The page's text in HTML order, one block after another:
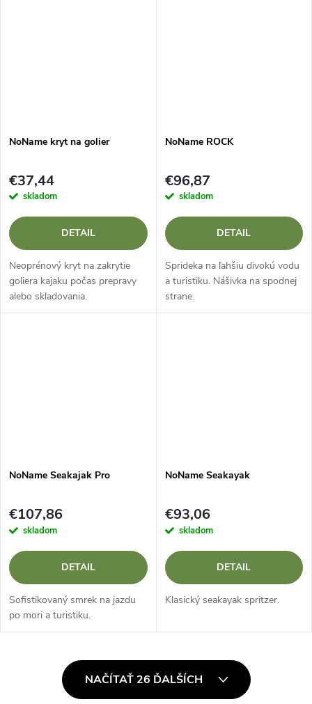
NoName kryt na golier
€37,44
skladom
DETAIL
Neoprénový kryt na zakrytie
goliera kajaku počas prepravy
alebo skladovania.
NoName ROCK
€96,87
skladom
DETAIL
Sprideka na ľahšiu divokú vodu
a turistiku. Nášivka na spodnej
strane.
NoName Seakajak Pro
€107,86
skladom
DETAIL
Sofistikovaný smrek na jazdu
po mori a turistiku.
NoName Seakayak
€93,06
skladom
DETAIL
Klasický seakayak spritzer.
NAČÍTAŤ 26 ĎALŠÍCH